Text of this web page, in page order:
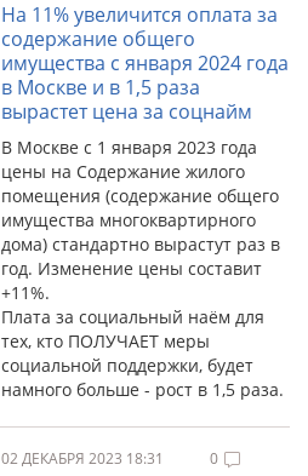
На 11% увеличится оплата за
содержание общего
имущества с января 2024 года
в Москве и в 1,5 раза
вырастет цена за соцнайм
В Москве с 1 января 2023 года
цены на Содержание жилого
помещения (содержание общего
имущества многоквартирного
дома) стандартно вырастут раз в
год. Изменение цены составит
+11%.
Плата за социальный наём для
тех, кто ПОЛУЧАЕТ меры
социальной поддержки, будет
намного больше - рост в 1,5 раза.
02 ДЕКАБРЯ 2023 18:31 0